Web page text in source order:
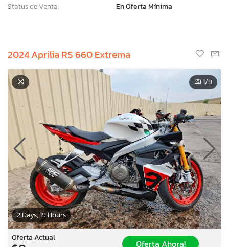
Status de Venta:
En Oferta Mínima
2024 Aprilia RS 660 Extrema
2 Days, 19 Hours
1/9
Oferta Actual
Oferta Ahora!